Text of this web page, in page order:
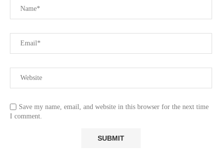
Save my name, email, and website in this browser for the next time
I comment.